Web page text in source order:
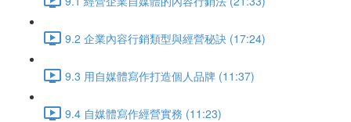
9.2 企業內容行銷類型與經營秘訣 (17:24)
9.3 用自媒體寫作打造個人品牌 (11:37)
9.4 自媒體寫作經營實務 (11:23)